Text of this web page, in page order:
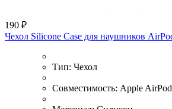
190 ₽
Чехол Silicone Case для наушников
Тип: Чехол
Совместимость: Apple